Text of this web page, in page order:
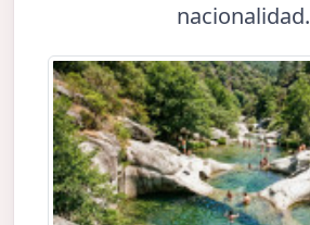
nacionalidad.